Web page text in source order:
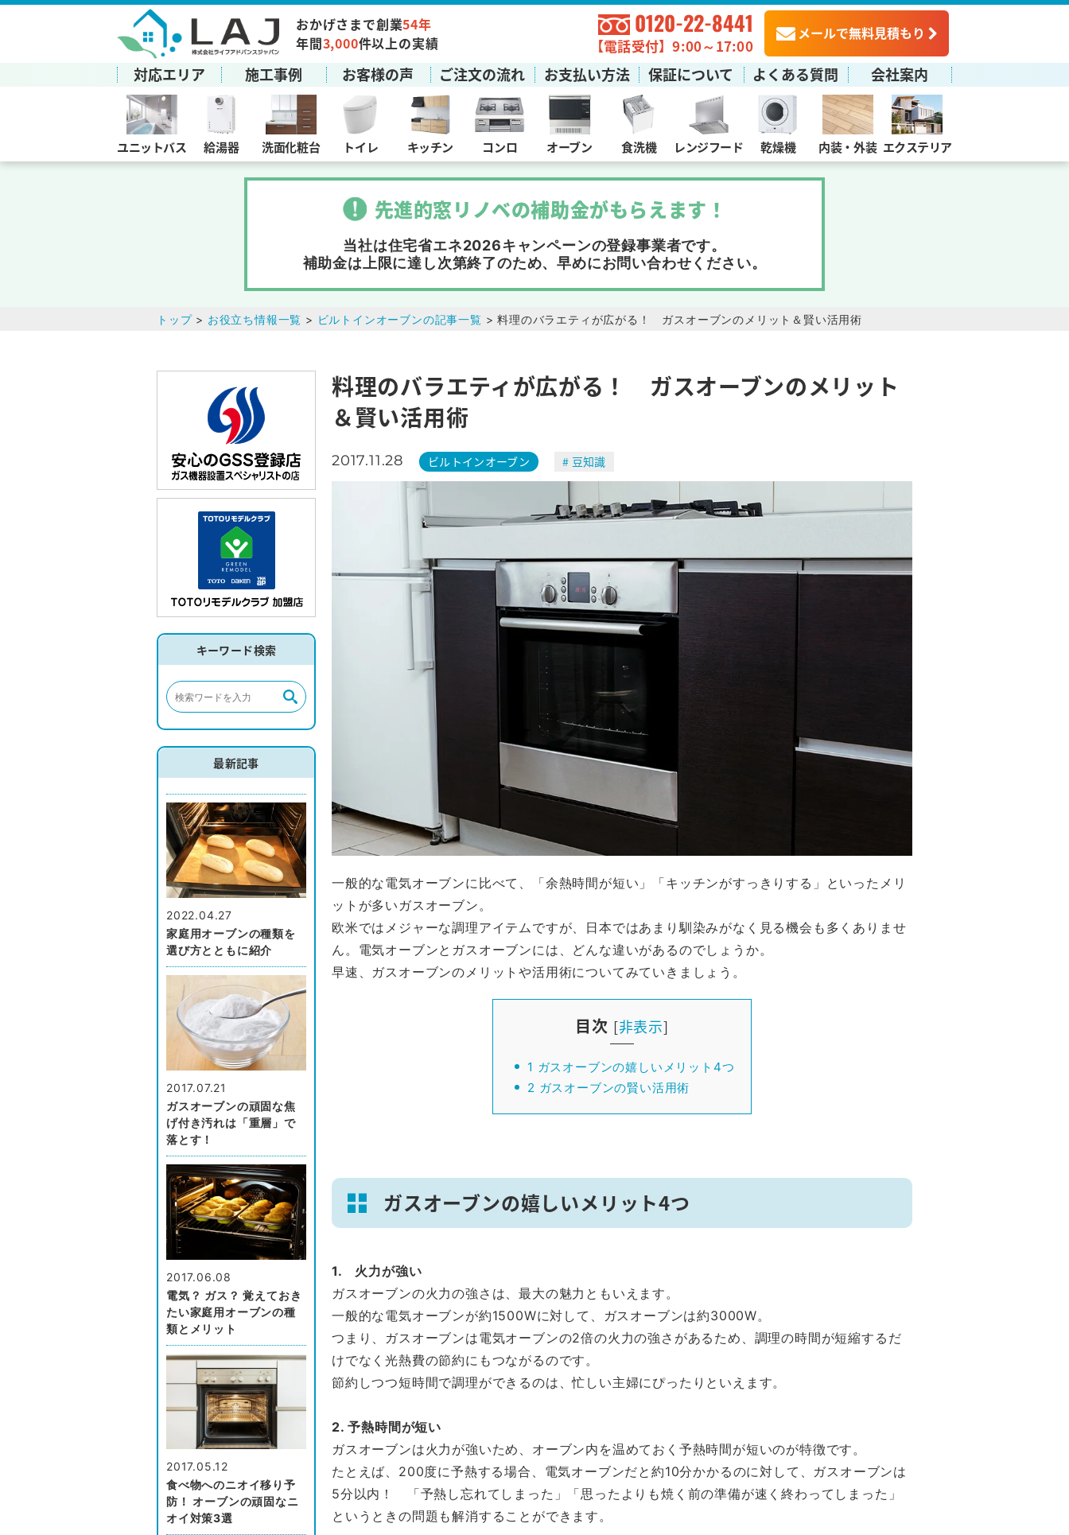
おかげさまで創業54年
年間3,000件以上の実績
0120-22-8441
【電話受付】9:00～17:00
メールで無料見積もり
対応エリア 施工事例 お客様の声 ご注文の流れ お支払い方法 保証について よくある質問 会社案内
ユニットバス 給湯器 洗面化粧台 トイレ キッチン コンロ オーブン 食洗機 レンジフード 乾燥機 内装・外装 エクステリア
先進的窓リノベの補助金がもらえます ！
当社は住宅省エネ2026キャンペーンの登録事業者です。
補助金は上限に達し次第終了のため、早めにお問い合わせください。
トップ> お役立ち情報一覧 > ビルトインオーブンの記事一覧 > 料理のバラエティが広がる！ ガスオーブンのメリット＆賢い活用術
キーワード検索
最新記事
2022.04.27
家庭用オーブンの種類を
選び方とともに紹介
2017.07.21
ガスオーブンの頑固な焦
げ付き汚れは「重層」で
落とす！
2017.06.08
電気？ ガス？ 覚えておき
たい家庭用オーブンの種
類とメリット
2017.05.12
食べ物へのニオイ移り予
防！ オーブンの頑固なニ
オイ対策3選
料理のバラエティが広がる！ ガスオーブンのメリット
＆賢い活用術
2017.11.28 ビルトインオーブン # 豆知識
一般的な電気オーブンに比べて、「余熱時間が短い」「キッチンがすっきりする」といったメリ
ットが多いガスオーブン。
欧米ではメジャーな調理アイテムですが、日本ではあまり馴染みがなく見る機会も多くありませ
ん。電気オーブンとガスオーブンには、どんな違いがあるのでしょうか。
早速、ガスオーブンのメリットや活用術についてみていきましょう。
目次 [非表示]
1 ガスオーブンの嬉しいメリット4つ
2 ガスオーブンの賢い活用術
ガスオーブンの嬉しいメリット4つ
1. 火力が強い
ガスオーブンの火力の強さは、最大の魅力ともいえます。
一般的な電気オーブンが約1500Wに対して、ガスオーブンは約3000W。
つまり、ガスオーブンは電気オーブンの2倍の火力の強さがあるため、調理の時間が短縮するだ
けでなく光熱費の節約にもつながるのです。
節約しつつ短時間で調理ができるのは、忙しい主婦にぴったりといえます。
2. 予熱時間が短い
ガスオーブンは火力が強いため、オーブン内を温めておく予熱時間が短いのが特徴です。
たとえば、200度に予熱する場合、電気オーブンだと約10分かかるのに対して、ガスオーブンは
5分以内！ 「予熱し忘れてしまった」「思ったよりも焼く前の準備が速く終わってしまった」
というときの問題も解消することができます。